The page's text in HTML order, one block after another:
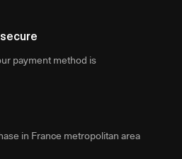
payment method is
in France metropolitan area